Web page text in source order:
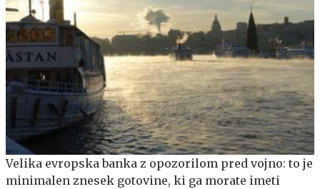
Velika evropska banka z opozorilom pred vojno: to je
minimalen znesek gotovine, ki ga morate imeti